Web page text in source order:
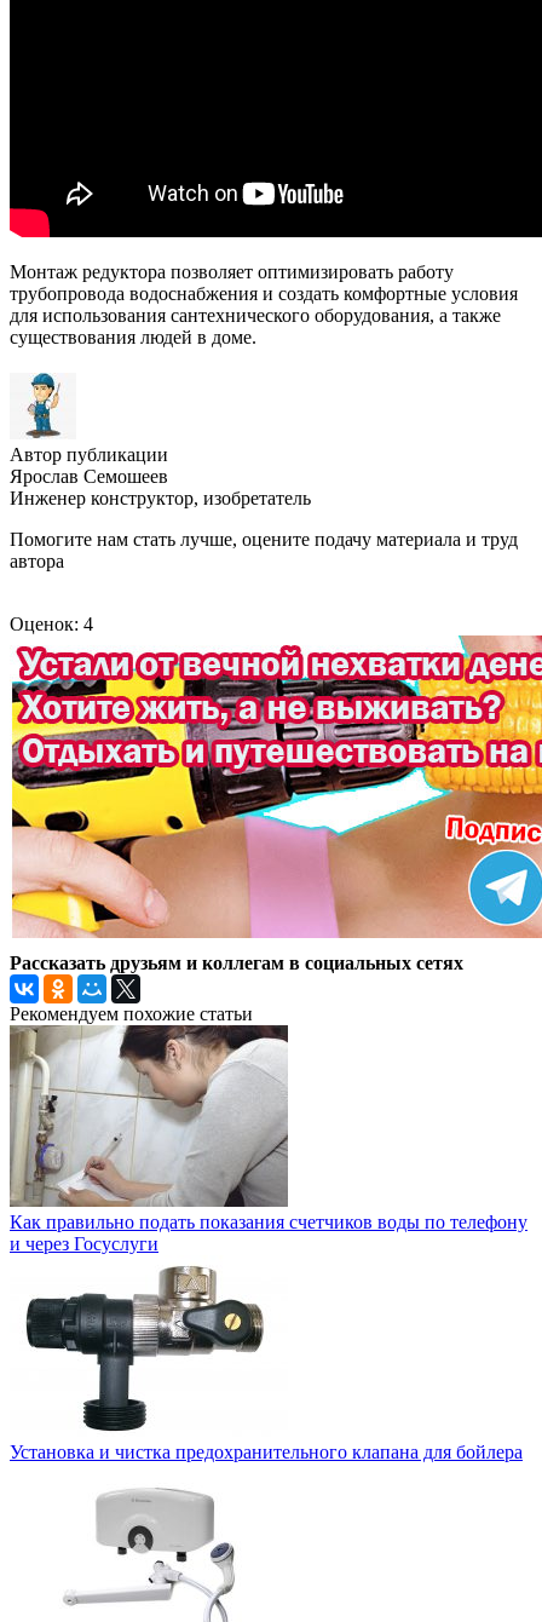
Монтаж редуктора позволяет оптимизировать работу
трубопровода водоснабжения и создать комфортные условия
для использования сантехнического оборудования, а также
существования людей в доме.
Автор публикации
Ярослав Семошеев
Инженер конструктор, изобретатель
Помогите нам стать лучше, оцените подачу материала и труд
автора
Оценок: 4
Рассказать друзьям и коллегам в социальных сетях
Рекомендуем похожие статьи
Как правильно подать показания счетчиков воды по телефону
и через Госуслуги
Установка и чистка предохранительного клапана для бойлера